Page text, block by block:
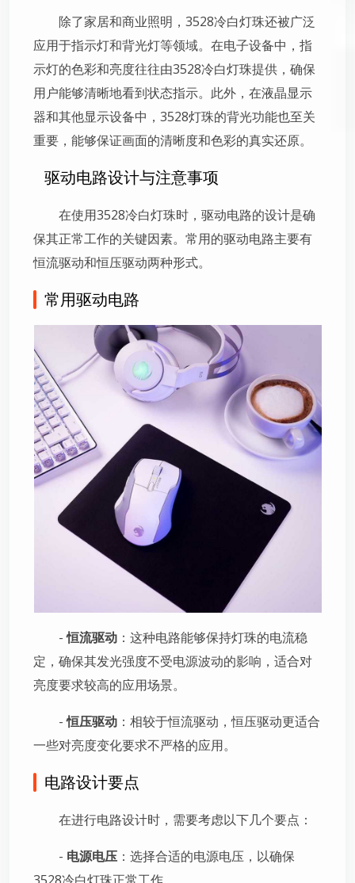
除了家居和商业照明，3528冷白灯珠还被广泛
应用于指示灯和背光灯等领域。在电子设备中，指
示灯的色彩和亮度往往由3528冷白灯珠提供，确保
用户能够清晰地看到状态指示。此外，在液晶显示
器和其他显示设备中，3528灯珠的背光功能也至关
重要，能够保证画面的清晰度和色彩的真实还原。
驱动电路设计与注意事项
在使用3528冷白灯珠时，驱动电路的设计是确
保其正常工作的关键因素。常用的驱动电路主要有
恒流驱动和恒压驱动两种形式。
常用驱动电路
-恒流驱动 ：这种电路能够保持灯珠的电流稳
定，确保其发光强度不受电源波动的影响，适合对
亮度要求较高的应用场景。
-恒压驱动 ：相较于恒流驱动，恒压驱动更适合
一些对亮度变化要求不严格的应用。
电路设计要点
在进行电路设计时，需要考虑以下几个要点：
- 电源电压 ：选择合适的电源电压，以确保